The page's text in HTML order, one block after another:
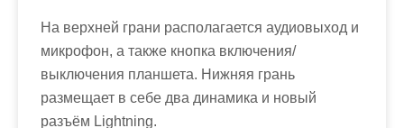
На верхней грани располагается аудиовыход и
микрофон, а также кнопка включения/
выключения планшета. Нижняя грань
размещает в себе два динамика и новый
разъём Lightning.